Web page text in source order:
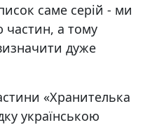
саме серій - ми
частин, а тому
дуже
«Хранителька
українською